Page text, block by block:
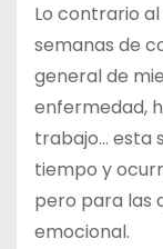
Lo contrario
semanas de
general de
enfermedad,
trabajo… esta
tiempo y
pero para las
emocional.